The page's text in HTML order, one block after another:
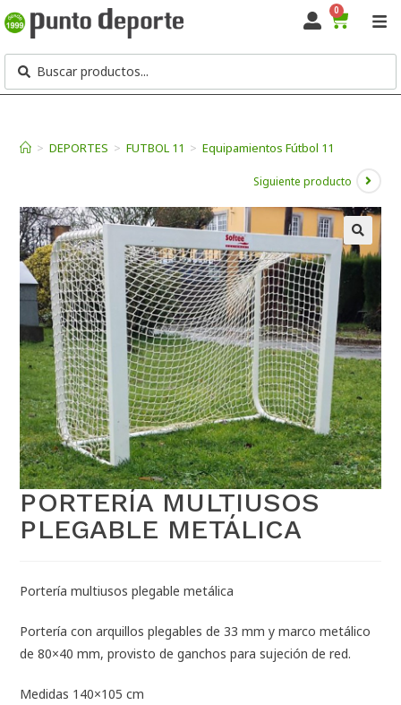
0
> DEPORTES > FUTBOL 11 > Equipamientos Fútbol 11
Siguiente producto
🔍
PORTERÍA MULTIUSOS
PLEGABLE METÁLICA
Portería multiusos plegable metálica
Portería con arquillos plegables de 33 mm y marco metálico
de 80×40 mm, provisto de ganchos para sujeción de red.
Medidas 140×105 cm